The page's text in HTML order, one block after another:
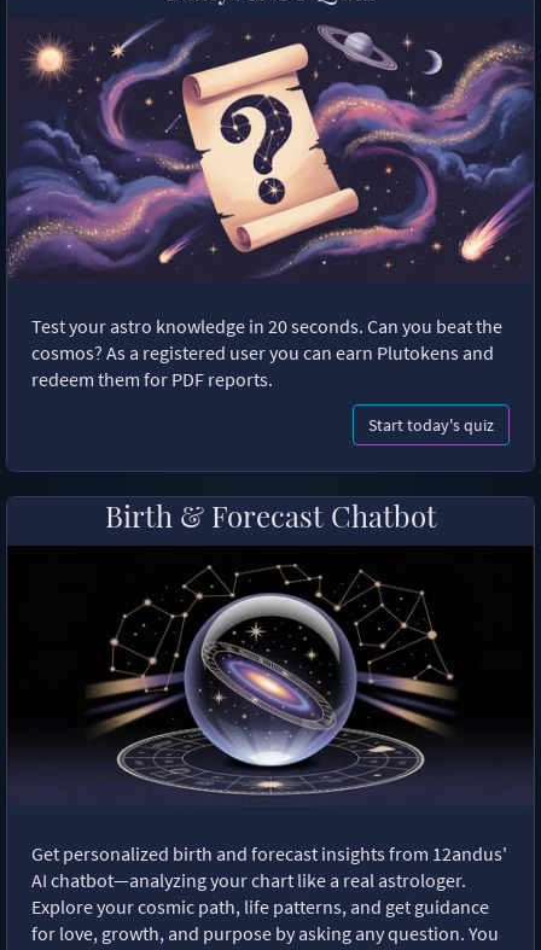
Test your astro knowledge in 20 seconds. Can you beat the
cosmos? As a registered user you can earn Plutokens and
redeem them for PDF reports.
Start today's quiz
Birth & Forecast Chatbot
Get personalized birth and forecast insights from 12andus'
AI chatbot—analyzing your chart like a real astrologer.
Explore your cosmic path, life patterns, and get guidance
for love, growth, and purpose by asking any question. You